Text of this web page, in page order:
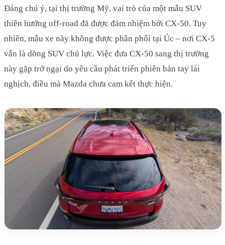
Đáng chú ý, tại thị trường Mỹ, vai trò của một mẫu SUV
thiên hướng off-road đã được đảm nhiệm bởi CX-50. Tuy
nhiên, mẫu xe này không được phân phối tại Úc – nơi CX-5
vẫn là dòng SUV chủ lực. Việc đưa CX-50 sang thị trường
này gặp trở ngại do yêu cầu phát triển phiên bản tay lái
nghịch, điều mà Mazda chưa cam kết thực hiện.